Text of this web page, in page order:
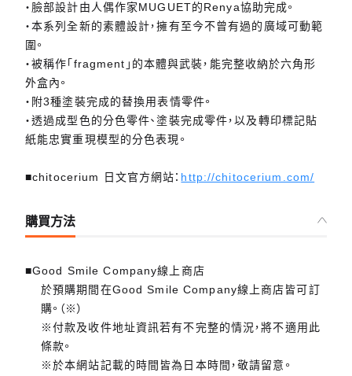
・臉部設計由人偶作家MUGUET的Renya協助完成。
・本系列全新的素體設計，擁有至今不曾有過的廣域可動範
圍。
・被稱作「fragment」的本體與武裝，能完整收納於六角形
外盒內。
・附3種塗裝完成的替換用表情零件。
・透過成型色的分色零件、塗裝完成零件，以及轉印標記貼
紙能忠實重現模型的分色表現。
■chitocerium 日文官方網站： http://chitocerium.com/
購買方法
■Good Smile Company線上商店
於預購期間在Good Smile Company線上商店皆可訂
購。（※）
※付款及收件地址資訊若有不完整的情況，將不適用此
條款。
※於本網站記載的時間皆為日本時間，敬請留意。